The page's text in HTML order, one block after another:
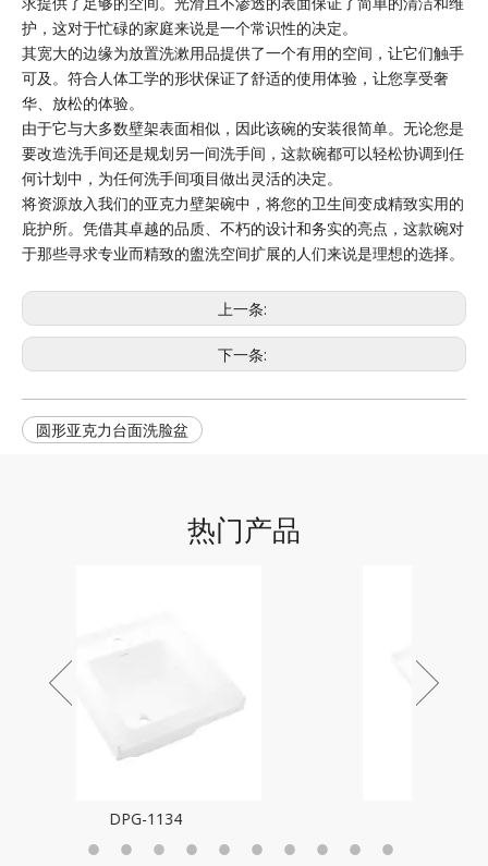
护，这对于忙碌的家庭来说是一个常识性的决定。
其宽大的边缘为放置洗漱用品提供了一个有用的空间，让它们触手
可及。符合人体工学的形状保证了舒适的使用体验，让您享受奢
华、放松的体验。
由于它与大多数壁架表面相似，因此该碗的安装很简单。无论您是
要改造洗手间还是规划另一间洗手间，这款碗都可以轻松协调到任
何计划中，为任何洗手间项目做出灵活的决定。
将资源放入我们的亚克力壁架碗中，将您的卫生间变成精致实用的
庇护所。凭借其卓越的品质、不朽的设计和务实的亮点，这款碗对
于那些寻求专业而精致的盥洗空间扩展的人们来说是理想的选择。
上一条:
下一条:
圆形亚克力台面洗脸盆
热门产品